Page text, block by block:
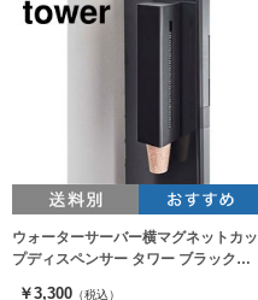
ウォーターサーバー横マグネットカッ
プディスペンサー タワー ブラック
￥3,300 （税込）